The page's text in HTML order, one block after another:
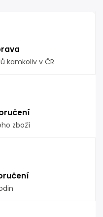
kamkoliv v ČR
zboží